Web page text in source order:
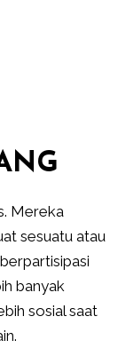
Mereka
sesuatu atau
banyak
sosial saat